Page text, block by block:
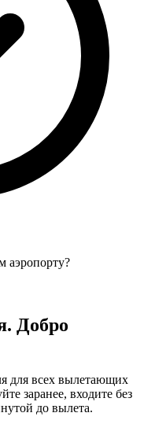
аэропорту?
Добро
для всех вылетающих
заранее, входите без
до вылета.